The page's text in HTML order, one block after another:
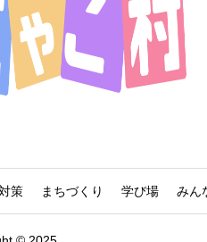
策 まちづくり 学び場 みん